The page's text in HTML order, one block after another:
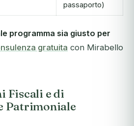
passaporto)
programma sia giusto per
gratuita con Mirabello
Fiscali e di
Patrimoniale